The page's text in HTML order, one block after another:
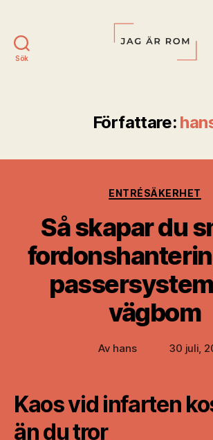
Sök
Författare:
Kategorier
ENTRÉSÄKERHET
Så skapar du
vägbom
Inläggsförfattare
Av hans 30 juli,
Kaos vid infarten
än du tror